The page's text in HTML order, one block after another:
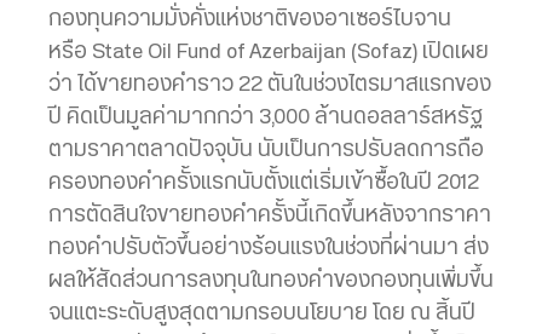
กองทุนความมั่งคั่งแห่งชาติของอาเซอร์ไบจาน
หรือ State Oil Fund of Azerbaijan (Sofaz) เปิดเผย
ว่า ได้ขายทองคำราว 22 ตันในช่วงไตรมาสแรกของ
ปี คิดเป็นมูลค่ามากกว่า 3,000 ล้านดอลลาร์สหรัฐ
ตามราคาตลาดปัจจุบัน นับเป็นการปรับลดการถือ
ครองทองคำครั้งแรกนับตั้งแต่เริ่มเข้าซื้อในปี 2012
การตัดสินใจขายทองคำครั้งนี้เกิดขึ้นหลังจากราคา
ทองคำปรับตัวขึ้นอย่างร้อนแรงในช่วงที่ผ่านมา ส่ง
ผลให้สัดส่วนการลงทุนในทองคำของกองทุนเพิ่มขึ้น
จนแตะระดับสูงสุดตามกรอบนโยบาย โดย ณ สิ้นปี